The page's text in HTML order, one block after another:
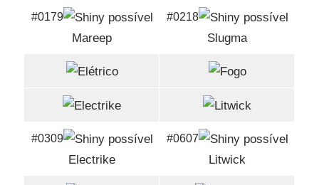
#0179
Mareep
#0218
Slugma
#0309
Electrike
#0607
Litwick